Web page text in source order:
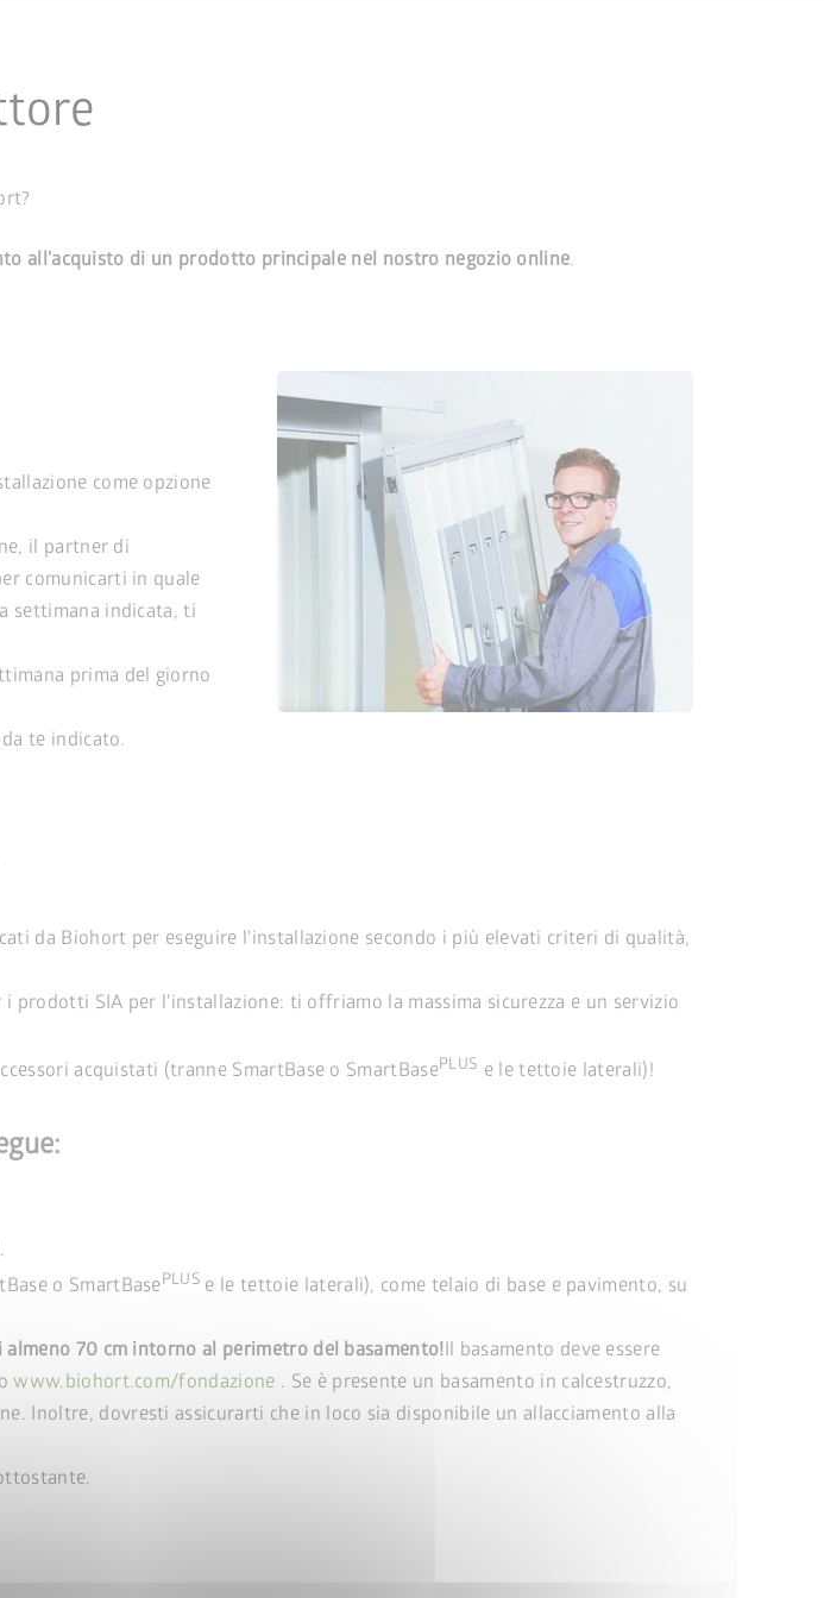
all'acquisto di un prodotto principale nel nostro negozio online.
come opzione
il partner di
comunicarti in quale
settimana indicata, ti
prima del giorno
te indicato.
da Biohort per eseguire l'installazione secondo i più elevati criteri di qualità,
SIA per l'installazione: ti offriamo la massima sicurezza e un servizio
acquistati (tranne SmartBase o SmartBasePLUS e le tettoie laterali)!
o SmartBasePLUS e le tettoie laterali), come telaio di base e pavimento, su
70 cm intorno al perimetro del basamento!Il basamento deve essere
www.biohort.com/fondazione . Se è presente un basamento in calcestruzzo,
Inoltre, dovresti assicurarti che in loco sia disponibile un allacciamento alla
cancel